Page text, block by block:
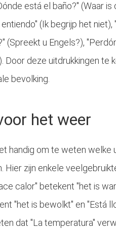
está el baño?" (Waar
(Ik begrijp het niet),
(Spreekt u Engels?),
Door deze uitdrukkingen te
bevolking.
het weer
handig om te weten welke
zijn enkele
calor" betekent "het is
"het is bewolkt" en "Está
dat "La temperatura"